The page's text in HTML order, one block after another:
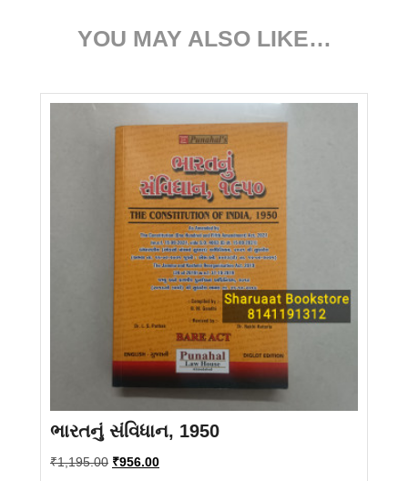
YOU MAY ALSO LIKE…
ભારતનું સંવિધાન, 1950
₹1,195.00 Original
₹956.00Current